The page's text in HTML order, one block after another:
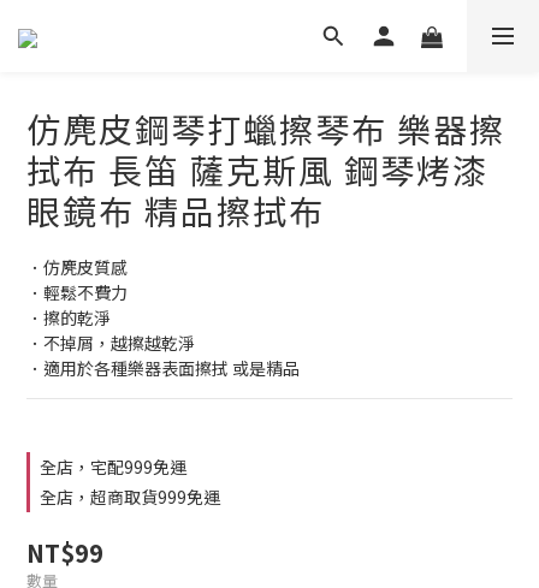
仿麂皮鋼琴打蠟擦琴布 樂器擦
拭布 長笛 薩克斯風 鋼琴烤漆
眼鏡布 精品擦拭布
．仿麂皮質感
．輕鬆不費力
．擦的乾淨
．不掉屑，越擦越乾淨
．適用於各種樂器表面擦拭 或是精品
全店，宅配999免運
全店，超商取貨999免運
NT$99
數量